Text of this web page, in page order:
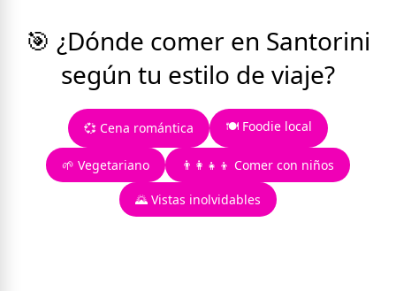
🎯 ¿Dónde comer en Santorini
según tu estilo de viaje?
💞 Cena romántica 🍽️ Foodie local
🌱 Vegetariano 👨‍👩‍👧‍👦 Comer con niños
🌄 Vistas inolvidables